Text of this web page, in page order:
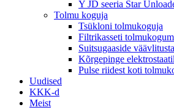
Y JD seeria Star
Tolmu koguja
Tsükloni tolmukoguja
Filtrikasseti
Suitsugaaside
Kõrgepinge
Pulse riidest koti
Uudised
KKK-d
Meist